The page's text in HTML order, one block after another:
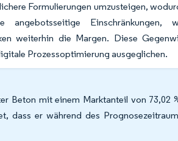
Formulierungen umzusteigen,
angebotsseitige
weiterhin die Margen. Diese
Prozessoptimierung ausgeglichen.
Beton mit einem Marktanteil von 73,02
dass er während des